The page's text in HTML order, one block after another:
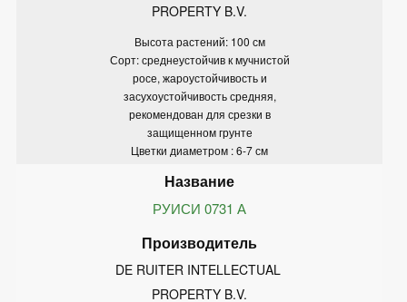
PROPERTY B.V.
Высота растений: 100 см
Сорт: среднеустойчив к мучнистой
росе, жароустойчивость и
засухоустойчивость средняя,
рекомендован для срезки в
защищенном грунте
Цветки диаметром : 6-7 см
РУИСИ 0731 А
DE RUITER INTELLECTUAL
PROPERTY B.V.